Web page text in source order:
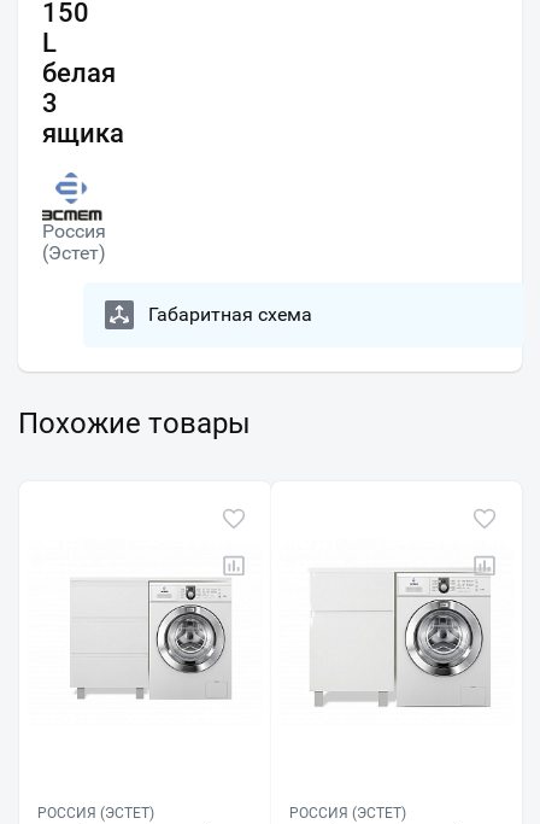
150
L
белая
3
ящика
Россия
(Эстет)
Габаритная схема
Похожие товары
РОССИЯ (ЭСТЕТ) РОССИЯ (ЭСТЕТ)